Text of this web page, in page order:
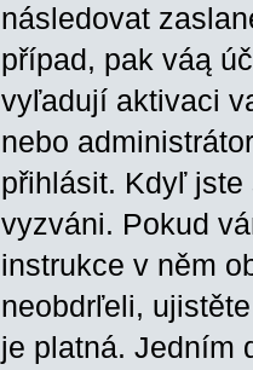
následovat
případ, pak váą
vyľadují aktivaci
nebo
přihlásit. Kdyľ
vyzváni. Pokud
instrukce v něm
neobdrľeli,
je platná. Jedním